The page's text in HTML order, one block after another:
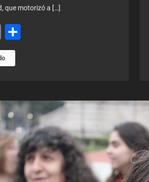
que motorizó a […]
EmailShare